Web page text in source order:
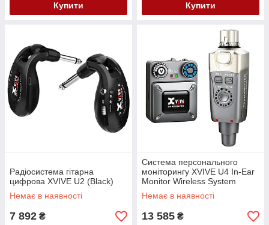
Купити Купити
Радіосистема гітарна
цифрова XVIVE U2 (Black)
Немає в наявності
7 892 ₴
Система персонального
моніторингу XVIVE U4 In-Ear
Monitor Wireless System
(Grey)
Немає в наявності
13 585 ₴